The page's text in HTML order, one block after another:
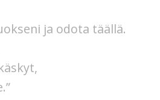
ja odota täällä.